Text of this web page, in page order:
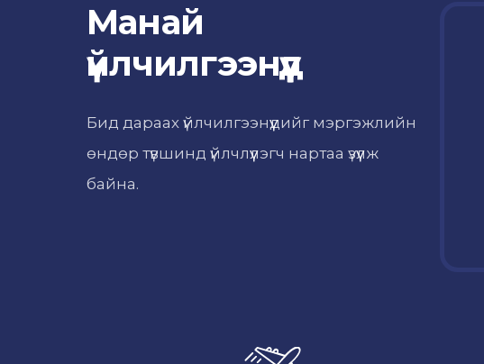
Манай
үйлчилгээнүүд
Бид дараах үйлчилгээнүүдийг мэргэжлийн
өндөр түвшинд үйлчлүүлэгч нартаа үзүүлж
байна.